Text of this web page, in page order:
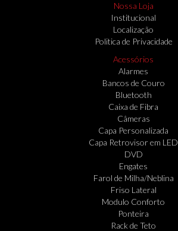
Nossa Loja
Institucional
Localização
Politica de Privacidade
Acessórios
Alarmes
Bancos de Couro
Bluetooth
Caixa de Fibra
Câmeras
Capa Personalizada
Capa Retrovisor em LED
DVD
Engates
Farol de Milha/Neblina
Friso Lateral
Modulo Conforto
Ponteira
Rack de Teto